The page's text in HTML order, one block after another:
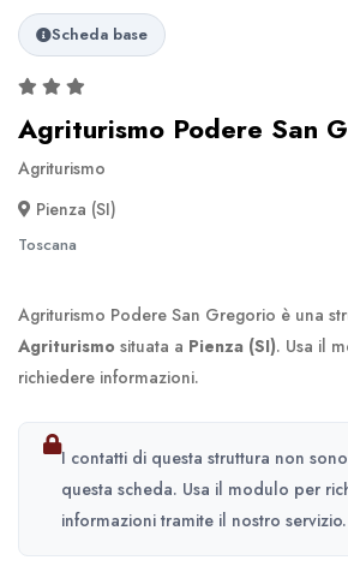
Scheda base
Agriturismo Podere San
Agriturismo
Pienza (SI)
Toscana
Agriturismo Podere San Gregorio è una
Agriturismo situata a Pienza (SI). Usa il
richiedere informazioni.
I contatti di questa struttura non
questa scheda. Usa il modulo per
informazioni tramite il nostro servizio.